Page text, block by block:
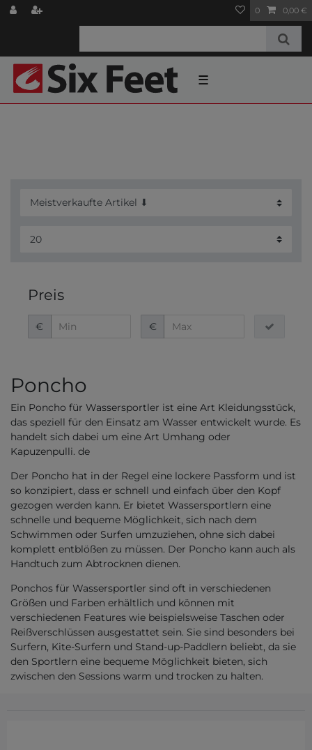
0 0,00 €
☰
Preis
€ €
Poncho
Ein Poncho für Wassersportler ist eine Art Kleidungsstück,
das speziell für den Einsatz am Wasser entwickelt wurde. Es
handelt sich dabei um eine Art Umhang oder
Kapuzenpulli. de
Der Poncho hat in der Regel eine lockere Passform und ist
so konzipiert, dass er schnell und einfach über den Kopf
gezogen werden kann. Er bietet Wassersportlern eine
schnelle und bequeme Möglichkeit, sich nach dem
Schwimmen oder Surfen umzuziehen, ohne sich dabei
komplett entblößen zu müssen. Der Poncho kann auch als
Handtuch zum Abtrocknen dienen.
Ponchos für Wassersportler sind oft in verschiedenen
Größen und Farben erhältlich und können mit
verschiedenen Features wie beispielsweise Taschen oder
Reißverschlüssen ausgestattet sein. Sie sind besonders bei
Surfern, Kite-Surfern und Stand-up-Paddlern beliebt, da sie
den Sportlern eine bequeme Möglichkeit bieten, sich
zwischen den Sessions warm und trocken zu halten.